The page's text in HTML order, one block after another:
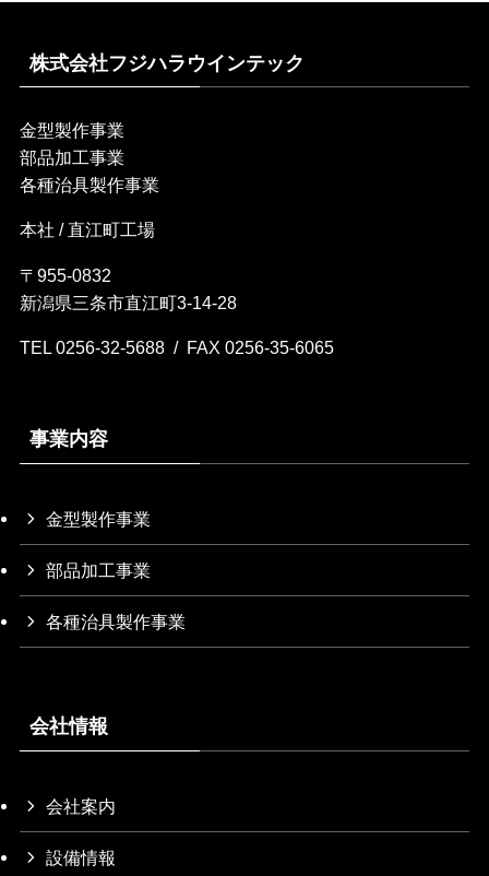
株式会社フジハラウインテック
金型製作事業
部品加工事業
各種治具製作事業
本社 / 直江町工場
〒955-0832
新潟県三条市直江町3-14-28
TEL 0256-32-5688 / FAX 0256-35-6065
事業内容
金型製作事業
部品加工事業
各種治具製作事業
会社情報
会社案内
設備情報